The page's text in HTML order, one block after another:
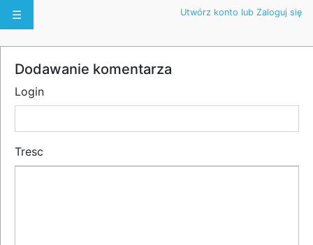
☰ Utwórz konto lub Zaloguj się
Dodawanie komentarza
Login
Tresc